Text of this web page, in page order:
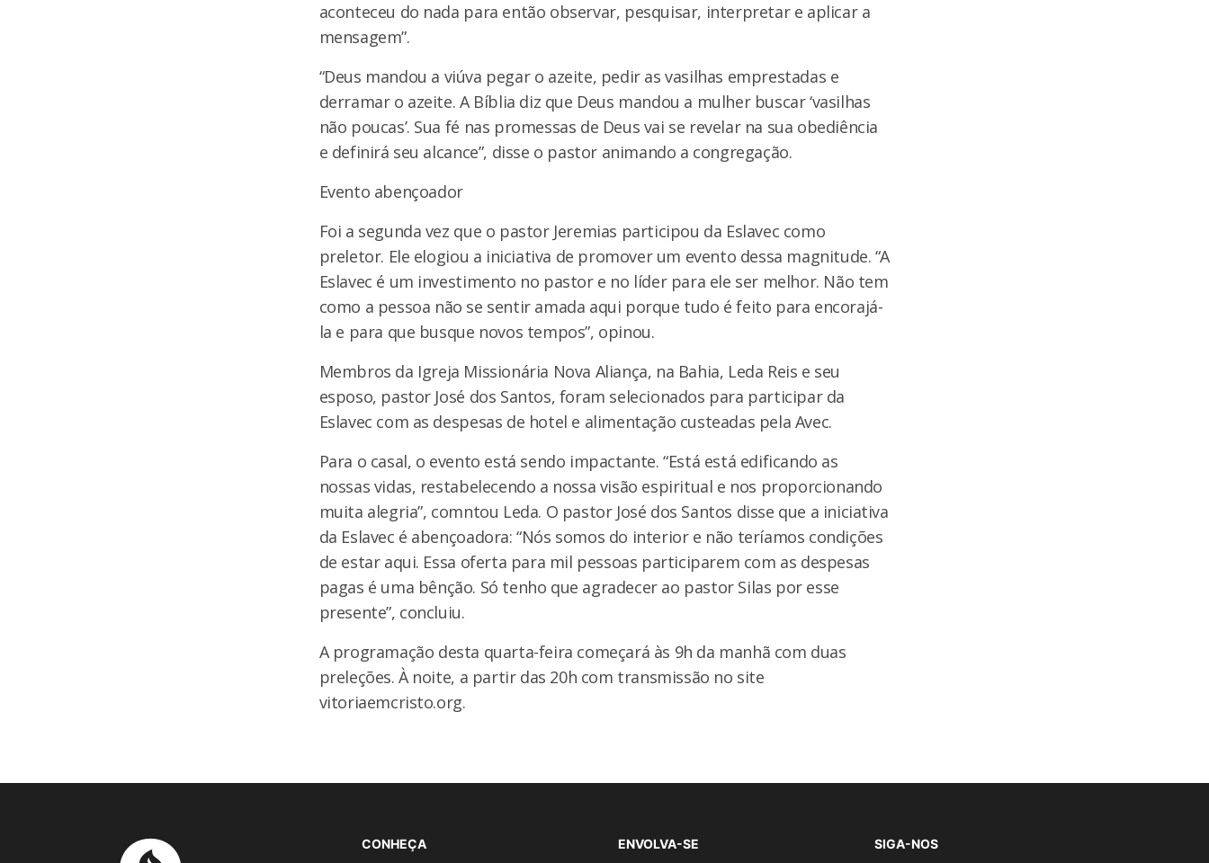
aconteceu do nada para então observar, pesquisar, interpretar e aplicar a
mensagem”.
“Deus mandou a viúva pegar o azeite, pedir as vasilhas emprestadas e
derramar o azeite. A Bíblia diz que Deus mandou a mulher buscar ‘vasilhas
não poucas’. Sua fé nas promessas de Deus vai se revelar na sua obediência
e definirá seu alcance”, disse o pastor animando a congregação.
Evento abençoador
Foi a segunda vez que o pastor Jeremias participou da Eslavec como
preletor. Ele elogiou a iniciativa de promover um evento dessa magnitude. “A
Eslavec é um investimento no pastor e no líder para ele ser melhor. Não tem
como a pessoa não se sentir amada aqui porque tudo é feito para encorajá-
la e para que busque novos tempos”, opinou.
Membros da Igreja Missionária Nova Aliança, na Bahia, Leda Reis e seu
esposo, pastor José dos Santos, foram selecionados para participar da
Eslavec com as despesas de hotel e alimentação custeadas pela Avec.
Para o casal, o evento está sendo impactante. “Está está edificando as
nossas vidas, restabelecendo a nossa visão espiritual e nos proporcionando
muita alegria”, comntou Leda. O pastor José dos Santos disse que a iniciativa
da Eslavec é abençoadora: “Nós somos do interior e não teríamos condições
de estar aqui. Essa oferta para mil pessoas participarem com as despesas
pagas é uma bênção. Só tenho que agradecer ao pastor Silas por esse
presente”, concluiu.
A programação desta quarta-feira começará às 9h da manhã com duas
preleções. À noite, a partir das 20h com transmissão no site
vitoriaemcristo.org.
CONHEÇA ENVOLVA-SE SIGA-NOS